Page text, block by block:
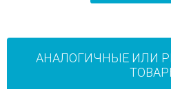
АНАЛОГИЧНЫЕ ИЛИ